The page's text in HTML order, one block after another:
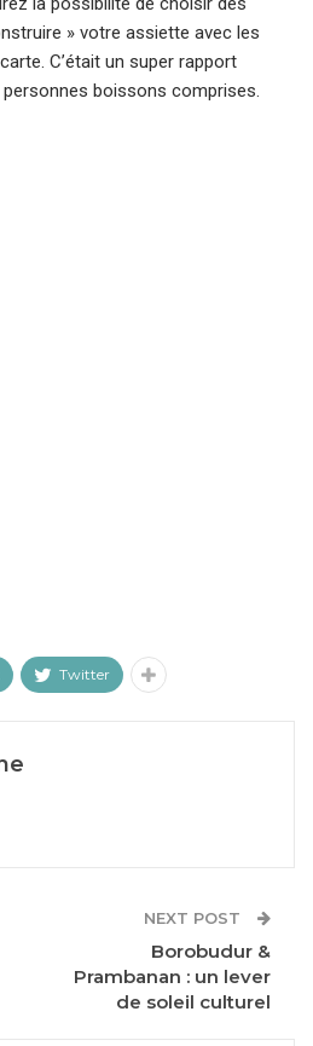
» votre assiette avec les
C’était un super rapport
boissons comprises.
Twitter
NEXT POST
Borobudur &
Prambanan : un lever
de soleil culturel